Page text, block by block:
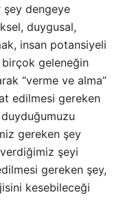
şey dengeye
duygusal,
insan potansiyeli
birçok geleneğin
“verme ve alma”
edilmesi gereken
gereken şey
verdiğimiz şeyi
gereken şey,
kesebileceği